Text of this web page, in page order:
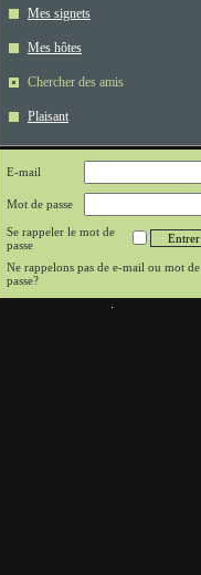
Mes signets
Mes hôtes
Chercher des amis
Plaisant
E-mail
Mot de passe
Se rappeler le mot de
passe
Ne rappelons pas de e-mail ou mot de
passe?